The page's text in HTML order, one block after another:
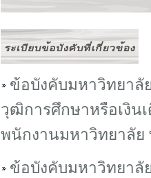
ข้อบังคับมหาวิทยาลั
วุฒิการศึกษาหรือเงิ
พนักงานมหาวิทยาลัย
ข้อบังคับมหาวิทยาลั